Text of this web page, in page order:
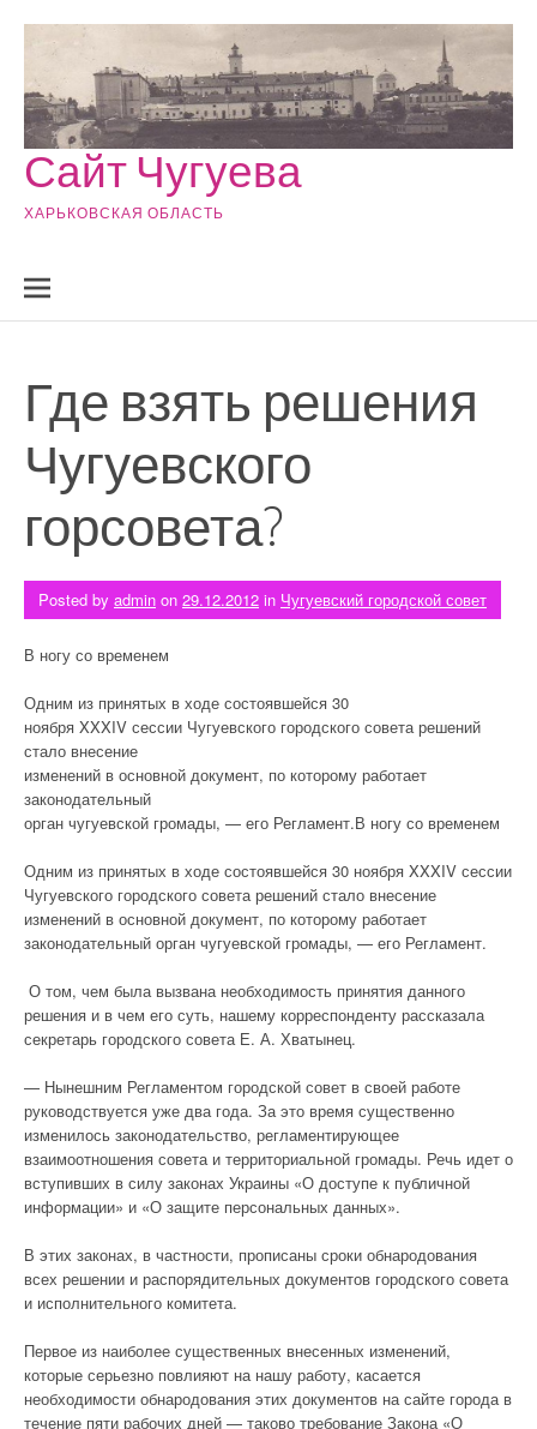
Сайт Чугуева
ХАРЬКОВСКАЯ ОБЛАСТЬ
Где взять решения
Чугуевского
горсовета?
Posted by admin on 29.12.2012 in Чугуевский городской совет
В ногу со временем
Одним из принятых в ходе состоявшейся 30
ноября XXXIV сессии Чугуевского городского совета решений
стало внесение
изменений в основной документ, по которому работает
законодательный
орган чугуевской громады, — его Регламент.В ногу со временем
Одним из принятых в ходе состоявшейся 30 ноября XXXIV сессии
Чугуевского городского совета решений стало внесение
изменений в основной документ, по которому работает
законодательный орган чугуевской громады, — его Регламент.
О том, чем была вызвана необходимость принятия данного
решения и в чем его суть, нашему корреспонденту рассказала
секретарь городского совета Е. А. Хватынец.
— Нынешним Регламентом городской совет в своей работе
руководствуется уже два года. За это время существенно
изменилось законодательство, регламентирующее
взаимоотношения совета и территориальной громады. Речь идет о
вступивших в силу законах Украины «О доступе к публичной
информации» и «О защите персональных данных».
В этих законах, в частности, прописаны сроки обнародования
всех решении и распорядительных документов городского совета
и исполнительного комитета.
Первое из наиболее существенных внесенных изменений,
которые серьезно повлияют на нашу работу, касается
необходимости обнародования этих документов на сайте города в
течение пяти рабочих дней — таково требование Закона «О